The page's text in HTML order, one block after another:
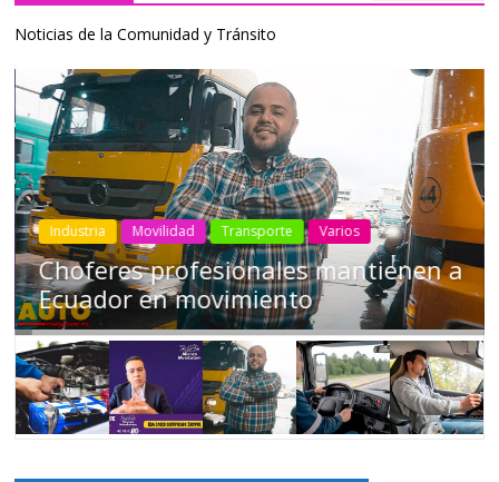
Noticias de la Comunidad y Tránsito
Industria Movilidad Transporte Varios
Choferes profesionales mantienen a
Ecuador en movimiento